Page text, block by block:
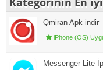
Qmiran Apk indir
iPhone (OS)
Messenger Lite